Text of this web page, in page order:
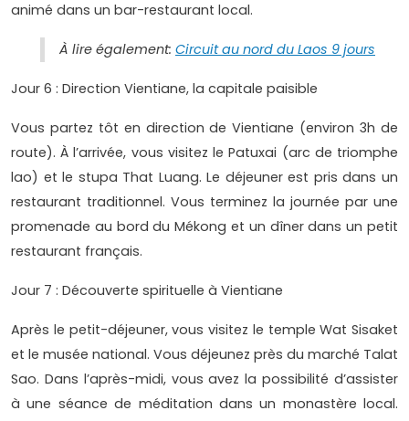
animé dans un bar-restaurant local.
À lire également: Circuit au nord du Laos 9 jours
Jour 6 : Direction Vientiane, la capitale paisible
Vous partez tôt en direction de Vientiane (environ 3h de
route). À l’arrivée, vous visitez le Patuxai (arc de triomphe
lao) et le stupa That Luang. Le déjeuner est pris dans un
restaurant traditionnel. Vous terminez la journée par une
promenade au bord du Mékong et un dîner dans un petit
restaurant français.
Jour 7 : Découverte spirituelle à Vientiane
Après le petit-déjeuner, vous visitez le temple Wat Sisaket
et le musée national. Vous déjeunez près du marché Talat
Sao. Dans l’après-midi, vous avez la possibilité d’assister
à une séance de méditation dans un monastère local.